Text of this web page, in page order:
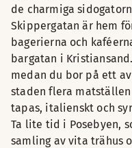
de charmiga
Skippergatan är hem
bagerierna och
bargatan i
medan du bor på ett
staden flera
tapas, italienskt och
Ta lite tid i Posebyen,
samling av vita trähus